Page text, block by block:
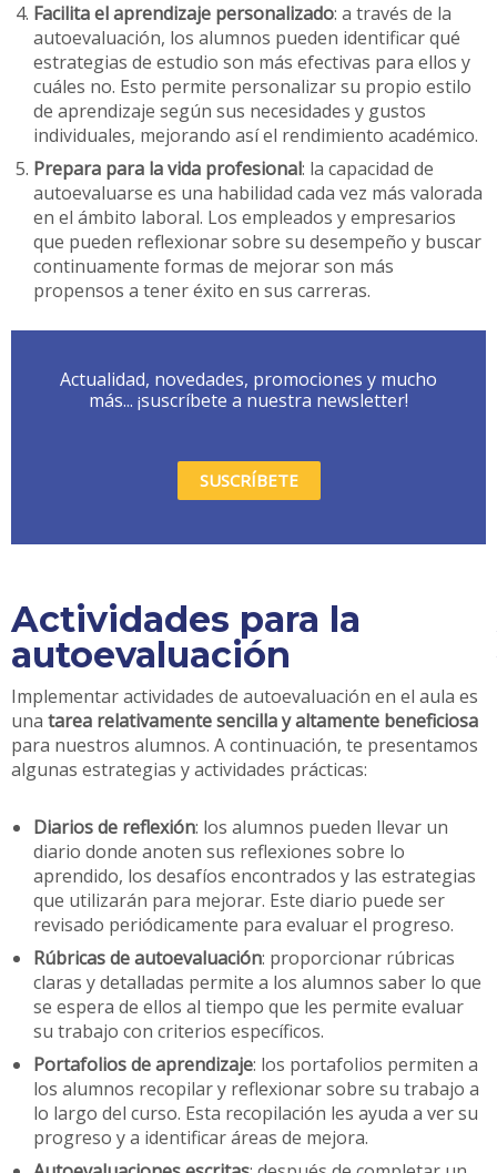
Facilita el aprendizaje personalizado: a través de la
autoevaluación, los alumnos pueden identificar qué
estrategias de estudio son más efectivas para ellos y
cuáles no. Esto permite personalizar su propio estilo
de aprendizaje según sus necesidades y gustos
individuales, mejorando así el rendimiento académico.
Prepara para la vida profesional: la capacidad de
autoevaluarse es una habilidad cada vez más valorada
en el ámbito laboral. Los empleados y empresarios
que pueden reflexionar sobre su desempeño y buscar
continuamente formas de mejorar son más
propensos a tener éxito en sus carreras.
Actualidad, novedades, promociones y mucho
más... ¡suscríbete a nuestra newsletter!
SUSCRÍBETE
Actividades para la
autoevaluación
Implementar actividades de autoevaluación en el aula es
una tarea relativamente sencilla y altamente beneficiosa
para nuestros alumnos. A continuación, te presentamos
algunas estrategias y actividades prácticas:
Diarios de reflexión: los alumnos pueden llevar un
diario donde anoten sus reflexiones sobre lo
aprendido, los desafíos encontrados y las estrategias
que utilizarán para mejorar. Este diario puede ser
revisado periódicamente para evaluar el progreso.
Rúbricas de autoevaluación: proporcionar rúbricas
claras y detalladas permite a los alumnos saber lo que
se espera de ellos al tiempo que les permite evaluar
su trabajo con criterios específicos.
Portafolios de aprendizaje: los portafolios permiten a
los alumnos recopilar y reflexionar sobre su trabajo a
lo largo del curso. Esta recopilación les ayuda a ver su
progreso y a identificar áreas de mejora.